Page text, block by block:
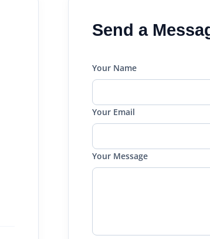
Send a
Your Name
Your Email
Your Message